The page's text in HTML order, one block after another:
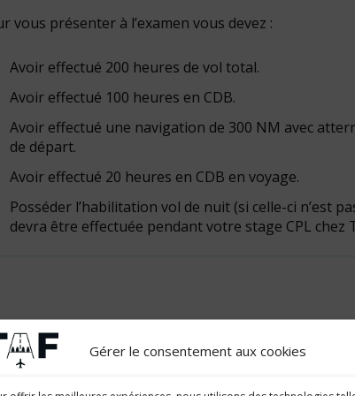
Gérer le consentement aux cookies
vous présenter à l’examen vous devez :
Avoir effectué 200 heures de vol total.
Avoir effectué 100 heures en CDB.
Avoir effectué une navigation de 300 NM avec
de départ.
Avoir effectué 20 heures en CDB en voyage.
Posséder l’habilitation vol de nuit (si celle-ci n’est
devra être effectuée pendant votre stage CPL chez
TP –